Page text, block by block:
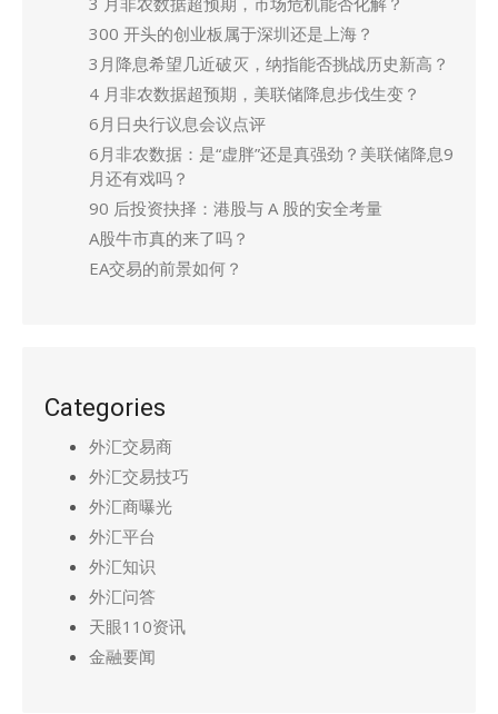
300 开头的创业板属于深圳还是上海？
3月降息希望几近破灭，纳指能否挑战历史新高？
4 月非农数据超预期，美联储降息步伐生变？
6月日央行议息会议点评
6月非农数据：是“虚胖”还是真强劲？美联储降息9
月还有戏吗？
90 后投资抉择：港股与 A 股的安全考量
A股牛市真的来了吗？
EA交易的前景如何？
Categories
外汇交易商
外汇交易技巧
外汇商曝光
外汇平台
外汇知识
外汇问答
天眼110资讯
金融要闻